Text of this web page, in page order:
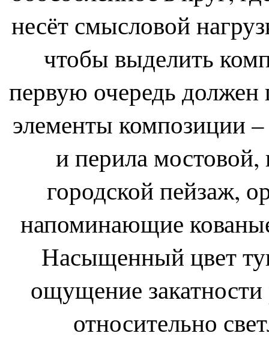
несёт смысловой
чтобы выделить
первую очередь должен
элементы композиции
и перила
городской пейзаж,
напоминающие
Насыщенный цвет
ощущение
относительно